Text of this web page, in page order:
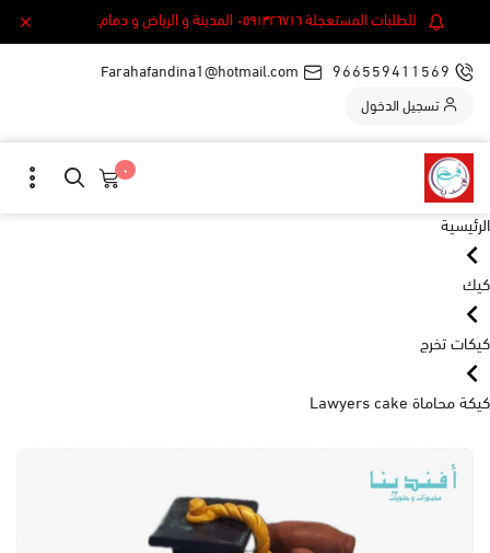
للطلبات المستعجلة ٠٥٩١٣٢٦٧١٦ المدينة و الرياض و دمام.
966559411569
Farahafandina1@hotmail.com
تسجيل الدخول
٠
الرئيسية
كيك
كيكات تخرج
كيكة محاماة Lawyers cake